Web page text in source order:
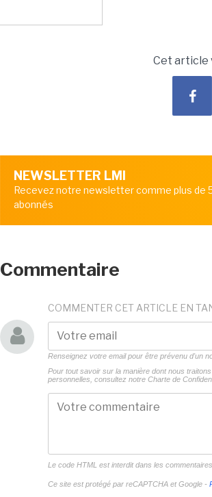
Cet article
NEWSLETTER LMI
Recevez notre newsletter comme plus de
abonnés
Commentaire
COMMENTER CET ARTICLE EN
Renseignez votre email pour être prévenu d'un
Pour tout savoir sur la manière dont nous
personnelles, consultez notre Charte de
Le code HTML est interdit dans les commentaires
Ce site est protégé par reCAPTCHA et Google -